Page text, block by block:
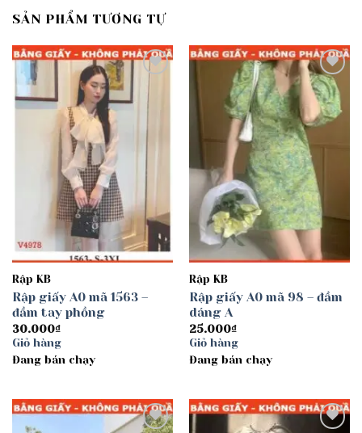
SẢN PHẨM TƯƠNG TỰ
Rập KB
Rập giấy A0 mã 1563 –
đầm tay phồng
30.000₫
Giỏ hàng
Đang bán chạy
Add to
wishlist
Rập KB
Rập giấy A0 mã 98 – đầm
dáng A
25.000₫
Giỏ hàng
Đang bán chạy